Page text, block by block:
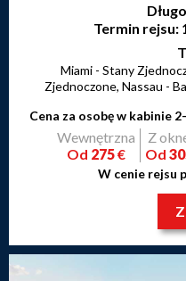
Termin rejsu:
Miami - Stany
Zjednoczone, Nassau -
Cena za osobę w kabinie
Wewnętrzna
Od 275€
Z
Od
W cenie rejsu